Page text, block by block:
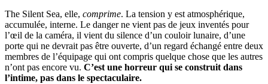
The Silent Sea, elle, comprime. La tension y est atmosphérique,
accumulée, interne. Le danger ne vient pas de jeux inventés pour
l’œil de la caméra, il vient du silence d’un couloir lunaire, d’une
porte qui ne devrait pas être ouverte, d’un regard échangé entre deux
membres de l’équipage qui ont compris quelque chose que les autres
n’ont pas encore vu. C’est une horreur qui se construit dans
l’intime, pas dans le spectaculaire.